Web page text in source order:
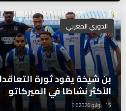
الدوري المغربي
بن شيخة يقود ثورة
الأكثر نشاطًا في الميركاتو
15 يوليو 2026 6